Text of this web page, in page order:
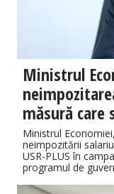
Ministrul
măsură
Ministrul
neimpozitării
USR-PLUS în
programul de